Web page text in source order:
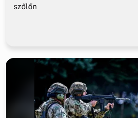
szőlőn